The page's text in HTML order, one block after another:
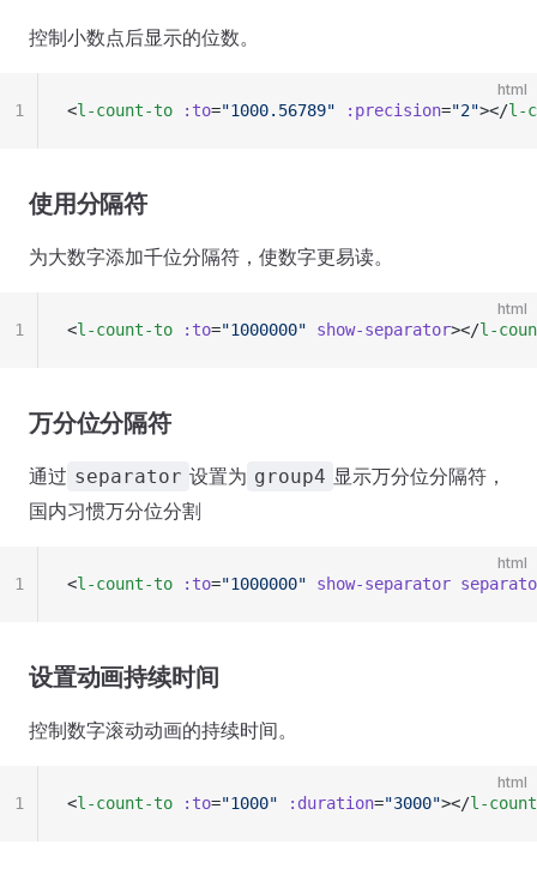
控制小数点后显示的位数。
html
<l-count-to :to="1000.56789" :precision="2"></l-
1
使用分隔符
为大数字添加千位分隔符，使数字更易读。
html
<l-count-to :to="1000000" show-separator></l-
1
万分位分隔符
通过 separator 设置为 group4 显示万分位分隔符，
国内习惯万分位分割
html
<l-count-to :to="1000000" show-separator
1
设置动画持续时间
控制数字滚动动画的持续时间。
html
<l-count-to :to="1000" :duration="3000"></l-
1